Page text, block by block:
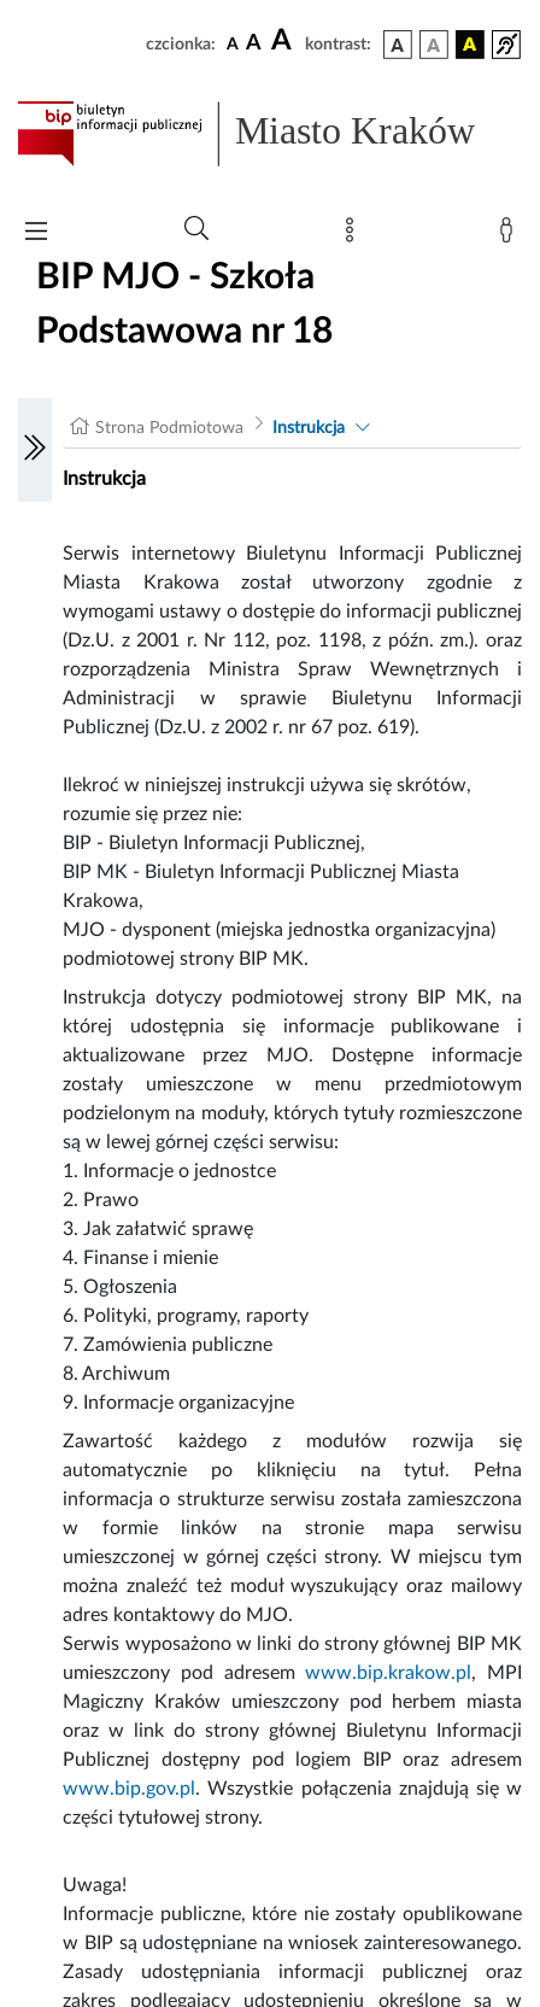
czcionka: A A A kontrast:
Miasto Kraków
BIP MJO - Szkoła
Podstawowa nr 18
Strona Podmiotowa Instrukcja
Instrukcja
Serwis internetowy Biuletynu Informacji Publicznej
Miasta Krakowa został utworzony zgodnie z
wymogami ustawy o dostępie do informacji publicznej
(Dz.U. z 2001 r. Nr 112, poz. 1198, z późn. zm.). oraz
rozporządzenia Ministra Spraw Wewnętrznych i
Administracji w sprawie Biuletynu Informacji
Publicznej (Dz.U. z 2002 r. nr 67 poz. 619).
Ilekroć w niniejszej instrukcji używa się skrótów,
rozumie się przez nie:
BIP - Biuletyn Informacji Publicznej,
BIP MK - Biuletyn Informacji Publicznej Miasta
Krakowa,
MJO - dysponent (miejska jednostka organizacyjna)
podmiotowej strony BIP MK.
Instrukcja dotyczy podmiotowej strony BIP MK, na
której udostępnia się informacje publikowane i
aktualizowane przez MJO. Dostępne informacje
zostały umieszczone w menu przedmiotowym
podzielonym na moduły, których tytuły rozmieszczone
są w lewej górnej części serwisu:
1. Informacje o jednostce
2. Prawo
3. Jak załatwić sprawę
4. Finanse i mienie
5. Ogłoszenia
6. Polityki, programy, raporty
7. Zamówienia publiczne
8. Archiwum
9. Informacje organizacyjne
Zawartość każdego z modułów rozwija się
automatycznie po kliknięciu na tytuł. Pełna
informacja o strukturze serwisu została zamieszczona
w formie linków na stronie mapa serwisu
umieszczonej w górnej części strony. W miejscu tym
można znaleźć też moduł wyszukujący oraz mailowy
adres kontaktowy do MJO.
Serwis wyposażono w linki do strony głównej BIP MK
umieszczony pod adresemwww.bip.krakow.pl , MPI
Magiczny Kraków umieszczony pod herbem miasta
oraz w link do strony głównej Biuletynu Informacji
Publicznej dostępny pod logiem BIP oraz adresem
www.bip.gov.pl . Wszystkie połączenia znajdują się w
części tytułowej strony.
Uwaga!
Informacje publiczne, które nie zostały opublikowane
w BIP są udostępniane na wniosek zainteresowanego.
Zasady udostępniania informacji publicznej oraz
zakres podlegający udostępnieniu określone są w